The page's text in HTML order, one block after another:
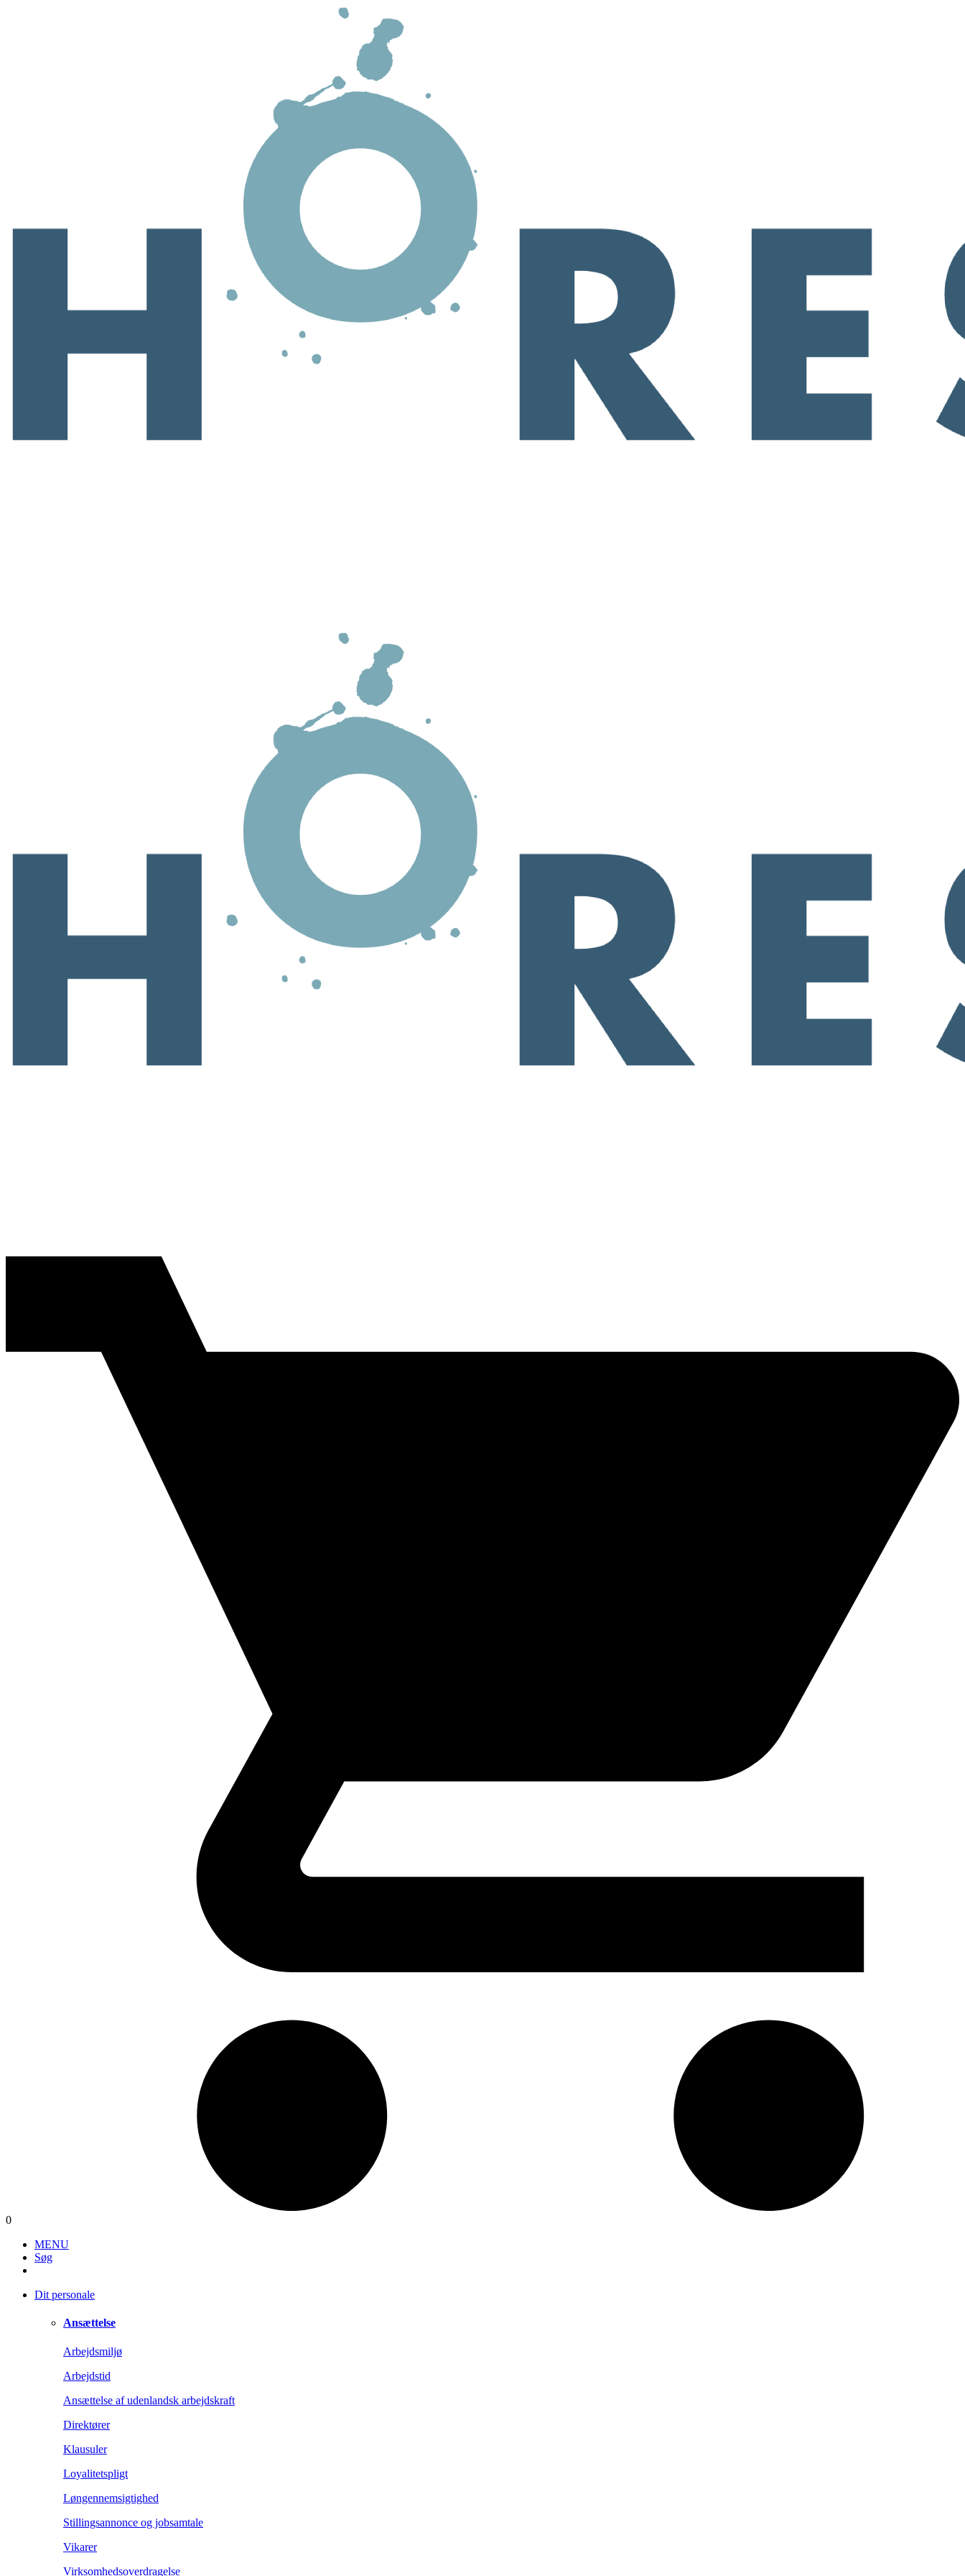
0
MENU
Søg
Dit personale
Ansættelse
Arbejdsmiljø
Arbejdstid
Ansættelse af udenlandsk arbejdskraft
Direktører
Klausuler
Loyalitetspligt
Løngennemsigtighed
Stillingsannonce og jobsamtale
Vikarer
Virksomhedsoverdragelse